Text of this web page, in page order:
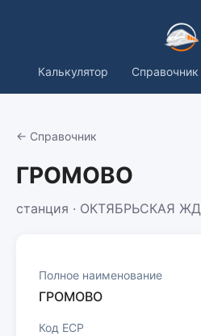
Калькулятор Справочник
← Справочник
ГРОМОВО
станция · ОКТЯБРЬСКАЯ ЖД
Полное наименование
ГРОМОВО
Код ЕСР